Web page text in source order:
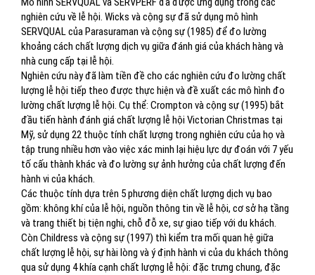
nghiên cứu về lễ hội. Wicks và cộng sự đã sử dụng mô hình
SERVQUAL của Parasuraman và cộng sự (1985) để đo lường
khoảng cách chất lượng dịch vụ giữa đánh giá của khách hàng và
nhà cung cấp tại lễ hội.
Nghiên cứu này đã làm tiền đề cho các nghiên cứu đo lường chất
lượng lễ hội tiếp theo được thực hiện và đề xuất các mô hình đo
lường chất lượng lễ hội. Cụ thể: Crompton và cộng sự (1995) bắt
đầu tiến hành đánh giá chất lượng lễ hội Victorian Christmas tại
Mỹ, sử dụng 22 thuộc tính chất lượng trong nghiên cứu của họ và
tập trung nhiều hơn vào việc xác minh lại hiệu lực dự đoán với 7 yếu
tố cấu thành khác và đo lường sự ảnh hưởng của chất lượng đến
hành vi của khách.
Các thuộc tính dựa trên 5 phương diện chất lượng dịch vụ bao
gồm: không khí của lễ hội, nguồn thông tin về lễ hội, cơ sở hạ tầng
và trang thiết bị tiện nghi, chỗ đỗ xe, sự giao tiếp với du khách.
Còn Childress và cộng sự (1997) thì kiểm tra mối quan hệ giữa
chất lượng lễ hội, sự hài lòng và ý định hành vi của du khách thông
qua sử dụng 4 khía cạnh chất lượng lễ hội: đặc trưng chung, đặc